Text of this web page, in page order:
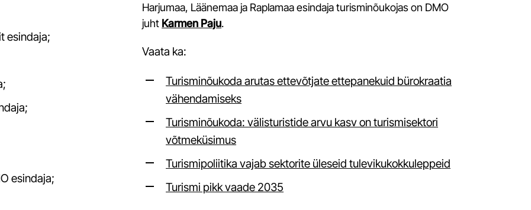
Turismistatistika andmebaasid
Välisriikides tehtud turismiuuringud Eesti kohta
Kestliku turismi uuring
Väliskülastajate piiriuuring 2023-24
Eesti turismisektori tööjõu ja oskuste vajaduse
uuring 2022
Kliendi tagasiside mõõtmise tööriist Review Pro
Rekreatiivsete tegevuste mõju hindamine
looduskeskkonnale disc golfi näitel. Kristin-Marie
esindaja;
esindaja;
Harjumaa, Läänemaa ja Raplamaa esindaja turisminõukojas on DMO
juht Karmen Paju.
Vaata ka:
Turisminõukoda arutas ettevõtjate ettepanekuid bürokraatia
vähendamiseks
Turisminõukoda: välisturistide arvu kasv on turismisektori
võtmeküsimus
Turismipoliitika vajab sektorite üleseid tulevikukokkuleppeid
Turismi pikk vaade 2035